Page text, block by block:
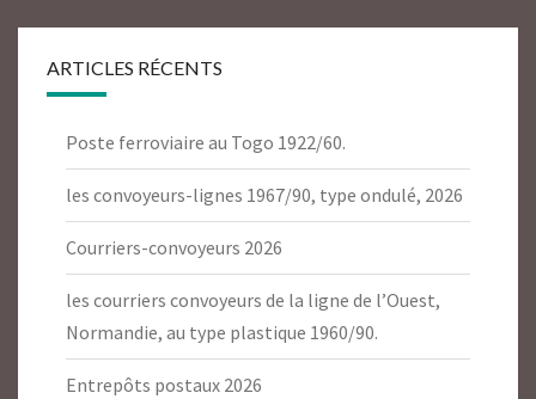
ARTICLES RÉCENTS
Poste ferroviaire au Togo 1922/60.
les convoyeurs-lignes 1967/90, type ondulé, 2026
Courriers-convoyeurs 2026
les courriers convoyeurs de la ligne de l’Ouest,
Normandie, au type plastique 1960/90.
Entrepôts postaux 2026